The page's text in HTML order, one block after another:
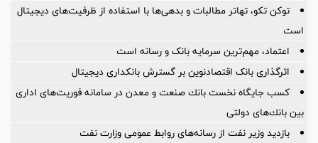
توکن تکو، تهاتر مطالبات و بدهی‌ها با استفاده از ظرفیت‌های دیجیتال
است
اعتماد، مهم‌ترین سرمایه بانک و رسانه است
اثرگذاری بانک اقتصادنوین بر گسترش بانکداری دیجیتال
كسب جایگاه نخست بانك صنعت و معدن در سامانه فوریت‌های اداری
بین بانك‌های دولتی
بازدید وزیر نفت از رسانه‌های روابط عمومی وزارت نفت